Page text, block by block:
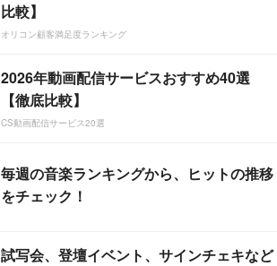
比較】
オリコン顧客満足度ランキング
2026年動画配信サービスおすすめ40選
【徹底比較】
CS動画配信サービス20選
毎週の音楽ランキングから、ヒットの推移
をチェック！
試写会、登壇イベント、サインチェキなど